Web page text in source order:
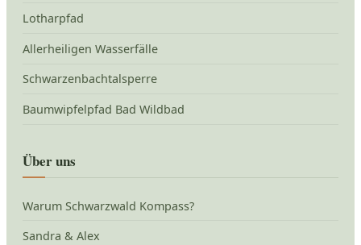
Lotharpfad
Allerheiligen Wasserfälle
Schwarzenbachtalsperre
Baumwipfelpfad Bad Wildbad
Über uns
Warum Schwarzwald Kompass?
Sandra & Alex